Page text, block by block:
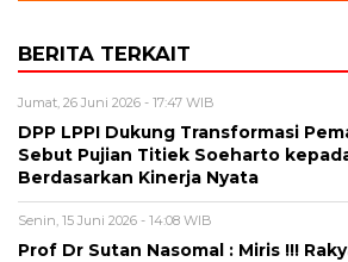
BERITA TERKAIT
Jumat, 26 Juni 2026 - 17:47 WIB
DPP LPPI Dukung Transformasi
Sebut Pujian Titiek Soeharto
Berdasarkan Kinerja Nyata
Senin, 15 Juni 2026 - 14:08 WIB
Prof Dr Sutan Nasomal : Miris !!!